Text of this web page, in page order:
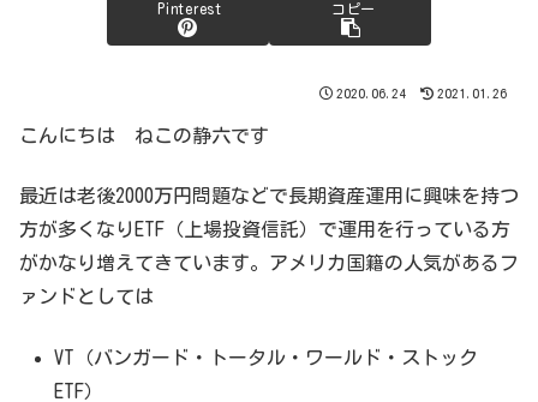
Pinterest コピー
2020.06.24 2021.01.26
こんにちは ねこの静六です
最近は老後2000万円問題などで長期資産運用に興味を持つ
方が多くなりETF（上場投資信託）で運用を行っている方
がかなり増えてきています。アメリカ国籍の人気があるフ
ァンドとしては
VT（バンガード・トータル・ワールド・ストック
ETF）